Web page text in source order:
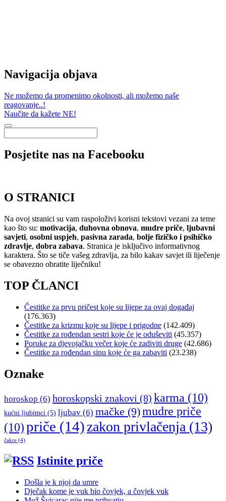
Navigacija objava
Ne možemo da promenimo okolnosti, ali možemo naše
reagovanje..!
Naučite da kažete NE!
Posjetite nas na Facebooku
O STRANICI
Na ovoj stranici su vam raspoloživi korisni tekstovi vezani za teme
kao što su: motivacija, duhovna obnova, mudre priče, ljubavni
savjeti, osobni uspjeh, pasivna zarada, bolje fizičko i psihičko
zdravlje, dobra zabava. Stranica je isključivo informativnog
karaktera. Što se tiče vašeg zdravlja, za bilo kakav savjet ili liječenje
se obavezno obratite liječniku!
TOP ČLANCI
Čestitke za prvu pričest koje su lijepe za ovaj događaj
(176.363)
Čestitke za krizmu koje su lijepe i prigodne (142.409)
Čestitke za rođendan sestri koje će je oduševiti (45.357)
Poruke za djevojačku večer koje će zadiviti druge (42.686)
Čestitke za rođendan sinu koje će ga zabaviti (23.238)
Oznake
horoskop (6) horoskopski znakovi (8) karma (10)
kućni ljubimci (5) ljubav (6) mačke (9)mudre priče
(10)priče (14)zakon privlačenja (13)
čakre (4)
Istinite priče
Došla je k njoj da umre
Dječak kome je vuk bio čovjek, a čovjek vuk